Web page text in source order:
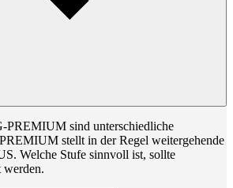
sind unterschiedliche
stellt in der Regel weitergehende
Welche Stufe sinnvoll ist, sollte
werden.